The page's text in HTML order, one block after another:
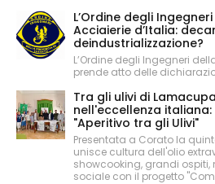
L’Ordine degli
Acciaierie d’Italia:
deindustrializzazione?
L’Ordine degli Ingegneri
prende atto delle
Tra gli ulivi di
nell'eccellenza
"Aperitivo tra gli Ulivi"
Presentata a Corato la
unisce cultura dell'olio
showcooking, grandi
sociale con il progetto